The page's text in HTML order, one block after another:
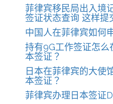
菲律宾移民局出入境
签证状态查询 这样提
中国人在菲律宾如何
持有9G工作签证怎么
本签证？
日本在菲律宾的大使
本签证？
菲律宾办理日本签证